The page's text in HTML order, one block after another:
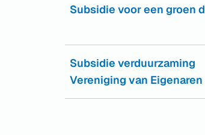
Subsidie voor een groen
Subsidie verduurzaming
Vereniging van Eigenaren